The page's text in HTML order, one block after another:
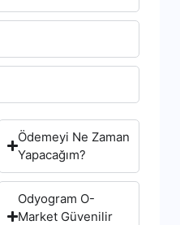
Ödemeyi Ne Zaman
Yapacağım?
Odyogram O-
Market Güvenilir